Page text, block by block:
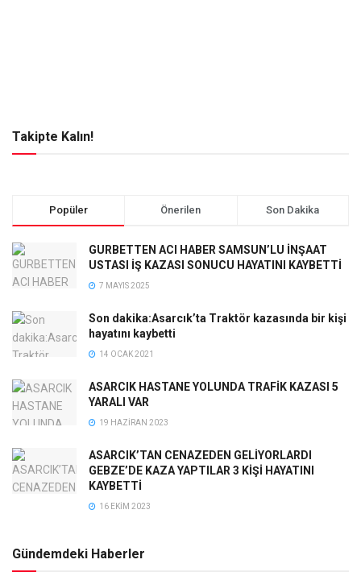
Takipte Kalın!
Popüler Önerilen Son Dakika
GURBETTEN ACI HABER SAMSUN’LU İNŞAAT
USTASI İŞ KAZASI SONUCU HAYATINI KAYBETTİ
7 MAYIS 2025
Son dakika:Asarcık’ta Traktör kazasında bir kişi
hayatını kaybetti
14 OCAK 2021
ASARCIK HASTANE YOLUNDA TRAFİK KAZASI 5
YARALI VAR
19 HAZIRAN 2023
ASARCIK’TAN CENAZEDEN GELİYORLARDI
GEBZE’DE KAZA YAPTILAR 3 KİŞİ HAYATINI
KAYBETTİ
16 EKIM 2023
Gündemdeki Haberler